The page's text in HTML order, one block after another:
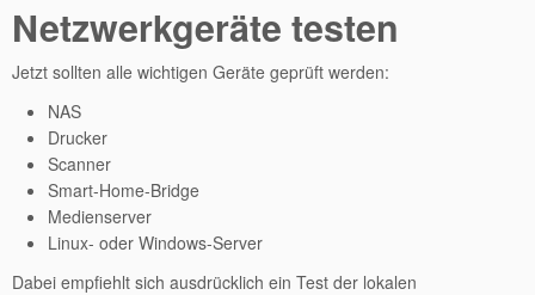
Netzwerkgeräte testen
Jetzt sollten alle wichtigen Geräte geprüft werden:
NAS
Drucker
Scanner
Smart-Home-Bridge
Medienserver
Linux- oder Windows-Server
Dabei empfiehlt sich ausdrücklich ein Test der lokalen